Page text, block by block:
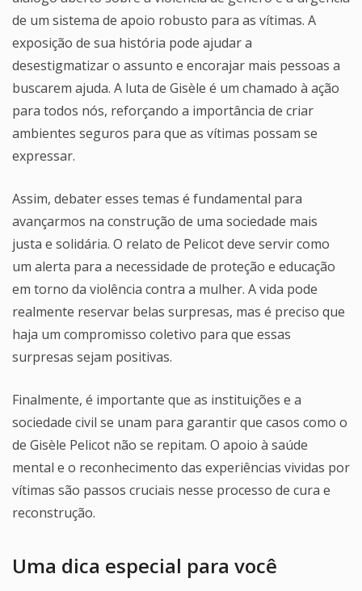
de um sistema de apoio robusto para as vítimas. A
exposição de sua história pode ajudar a
desestigmatizar o assunto e encorajar mais pessoas a
buscarem ajuda. A luta de Gisèle é um chamado à ação
para todos nós, reforçando a importância de criar
ambientes seguros para que as vítimas possam se
expressar.
Assim, debater esses temas é fundamental para
avançarmos na construção de uma sociedade mais
justa e solidária. O relato de Pelicot deve servir como
um alerta para a necessidade de proteção e educação
em torno da violência contra a mulher. A vida pode
realmente reservar belas surpresas, mas é preciso que
haja um compromisso coletivo para que essas
surpresas sejam positivas.
Finalmente, é importante que as instituições e a
sociedade civil se unam para garantir que casos como o
de Gisèle Pelicot não se repitam. O apoio à saúde
mental e o reconhecimento das experiências vividas por
vítimas são passos cruciais nesse processo de cura e
reconstrução.
Uma dica especial para você